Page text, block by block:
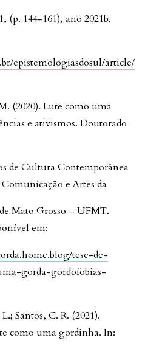
(p. 144-161), ano 2021b.
epistemologiasdosul/article/
(2020). Lute como uma
e ativismos. Doutorado
de Cultura Contemporânea
e Artes da
Mato Grosso – UFMT.
em:
tese-de-
gorda-gordofobias-
Santos, C. R. (2021).
como uma gordinha. In: